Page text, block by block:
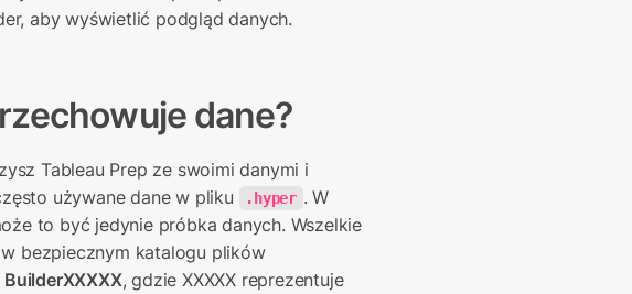
aby wyświetlić podgląd danych.
dane?
Tableau Prep ze swoimi danymi i
używane dane w pliku
.hyper . W
to być jedynie próbka danych. Wszelkie
bezpiecznym katalogu plików
BuilderXXXXX, gdzie XXXXX reprezentuje